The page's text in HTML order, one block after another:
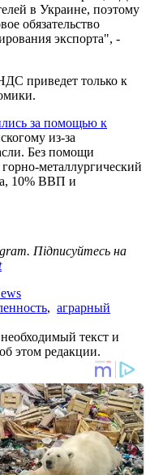
в Украине, поэтому
обязательство
экспорта", -
приведет только к
за помощью к
из-за
Без помощи
металлургический
10% ВВП и
Підписуйтесь на
, аграрный
текст и
этом редакции.